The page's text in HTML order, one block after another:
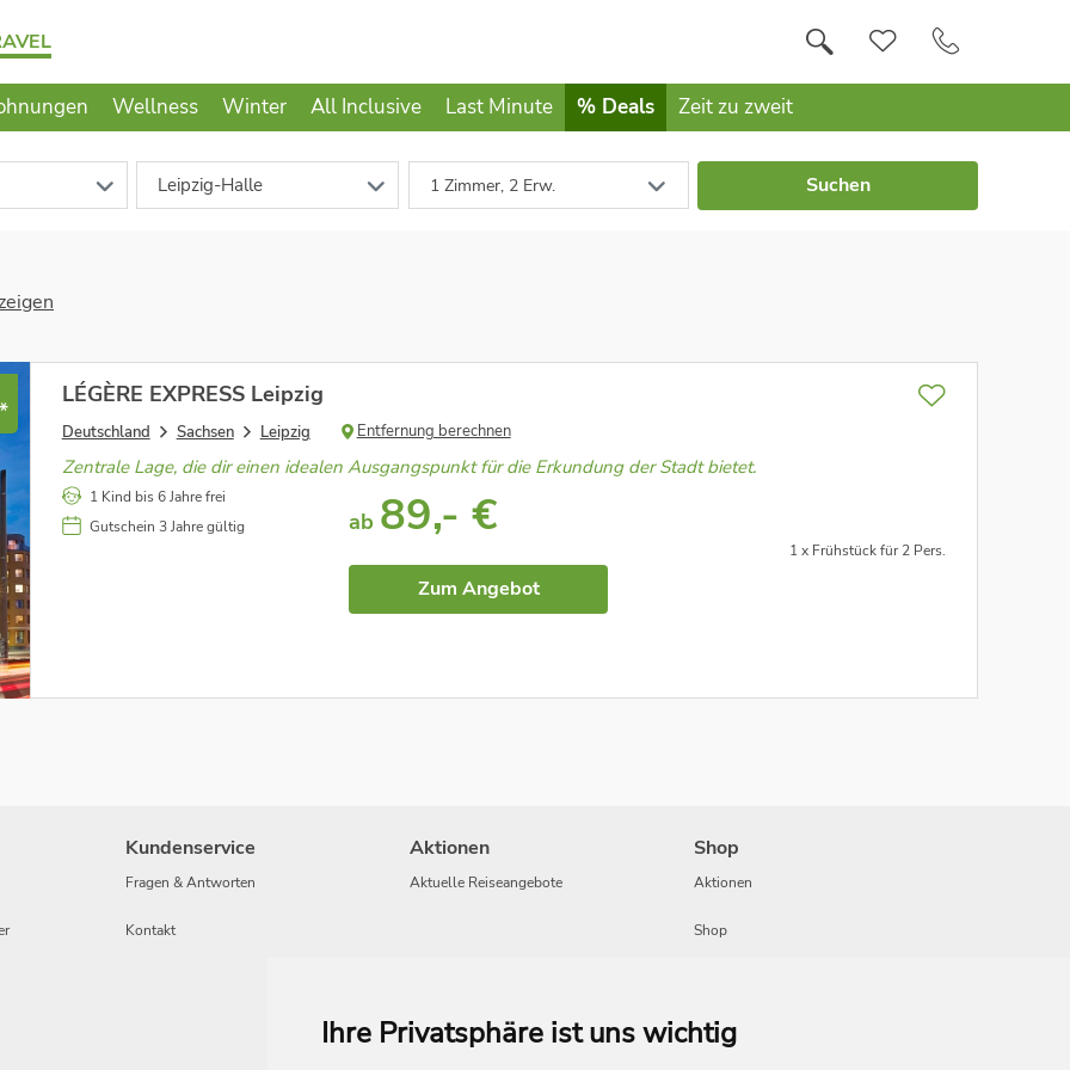
Ihre Privatsphäre ist uns wichtig
Wellness Winter All Inclusive Last Minute % Deals Zeit zu zweit
Leipzig-Halle 1 Zimmer, 2 Erw. Suchen
*
LÉGÈRE EXPRESS Leipzig
Deutschland Sachsen Leipzig Entfernung berechnen
Zentrale Lage, die dir einen idealen Ausgangspunkt für die Erkundung der Stadt bietet.
1 Kind bis 6 Jahre frei
Gutschein 3 Jahre gültig
ab 89,- €
1 x Frühstück für 2 Pers.
Zum Angebot
Kundenservice
Fragen & Antworten
Kontakt
Aktionen
Aktuelle Reiseangebote
Shop
Aktionen
Shop